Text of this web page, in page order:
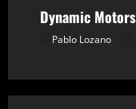
Dynamic
Pablo Lozano